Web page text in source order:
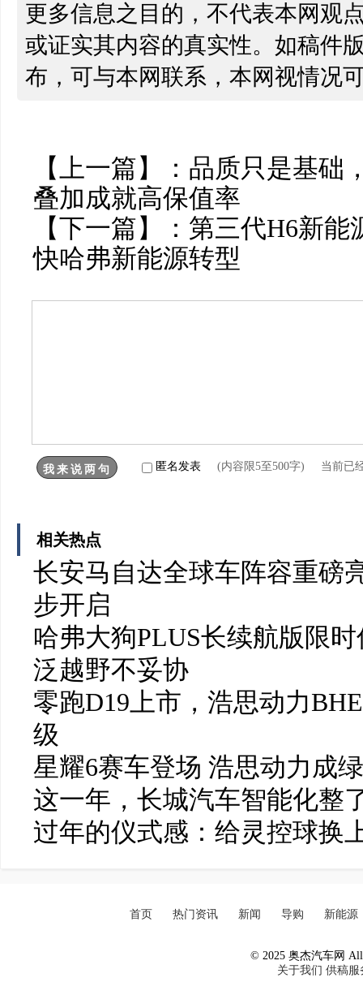
更多信息之目的，不代表本网观
或证实其内容的真实性。如稿件
布，可与本网联系，本网视情况
【上一篇】： 品质只是基础
叠加成就高保值率
【下一篇】： 第三代H6新能
快哈弗新能源转型
匿名发表 (内容限5至500字) 当前已
相关热点
长安马自达全球车阵容重磅
步开启
哈弗大狗PLUS长续航版限
泛越野不妥协
零跑D19上市，浩思动力
级
星耀6赛车登场 浩思动力成
这一年，长城汽车智能化整
过年的仪式感：给灵控球换
首页 热门资讯 新闻 导购 新能源
© 2025 奥杰汽车网 All
关于我们 供稿服